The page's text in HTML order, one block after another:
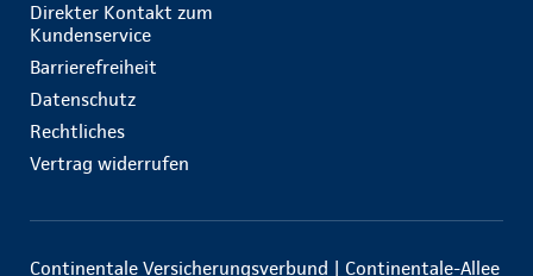
Direkter Kontakt zum
Kundenservice
Barrierefreiheit
Datenschutz
Rechtliches
Vertrag widerrufen
Continentale Versicherungsverbund | Continentale-Allee